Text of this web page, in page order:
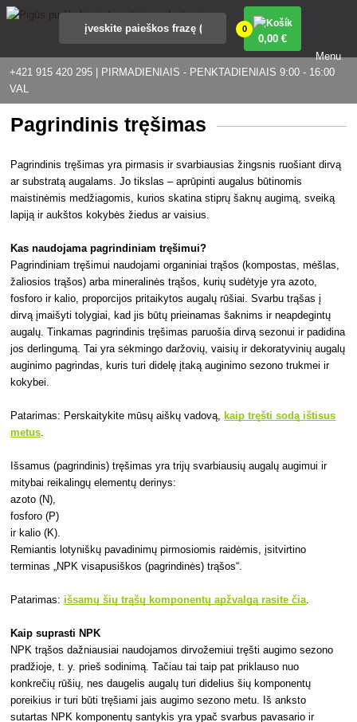
+421 915 420 295 | PIRMADIENIAIS - PENKTADIENIAIS 9:00 - 16:00
VAL
0
0,00 €
Menu
Pagrindinis tręšimas
Pagrindinis tręšimas yra pirmasis ir svarbiausias žingsnis ruošiant dirvą
ar substratą augalams. Jo tikslas – aprūpinti augalus būtinomis
maistinėmis medžiagomis, kurios skatina stiprų šaknų augimą, sveiką
lapiją ir aukštos kokybės žiedus ar vaisius.
Kas naudojama pagrindiniam tręšimui?
Pagrindiniam tręšimui naudojami organiniai trąšos (kompostas, mėšlas,
žaliosios trąšos) arba mineralinės trąšos, kurių sudėtyje yra azoto,
fosforo ir kalio, proporcijos pritaikytos augalų rūšiai. Svarbu trąšas į
dirvą įmaišyti tolygiai, kad jis būtų prieinamas šaknims ir neapdegintų
augalų. Tinkamas pagrindinis tręšimas paruošia dirvą sezonui ir padidina
jos derlingumą. Tai yra sėkmingo daržovių, vaisių ir dekoratyvinių augalų
auginimo pagrindas, kuris turi didelę įtaką auginimo sezono trukmei ir
kokybei.
Patarimas: Perskaitykite mūsų aiškų vadovą,
kaip tręšti sodą ištisus
metus
Išsamus (pagrindinis) tręšimas yra trijų svarbiausių augalų augimui ir
mitybai reikalingų elementų derinys:
azoto (N),
fosforo (P)
ir kalio (K).
Remiantis lotyniškų pavadinimų pirmosiomis raidėmis, įsitvirtino
terminas „NPK visapusiškos (pagrindinės) trąšos“.
Patarimas: išsamų šių trąšų komponentų apžvalgą rasite čia
Kaip suprasti NPK
NPK trąšos dažniausiai naudojamos dirvožemiui tręšti augimo sezono
pradžioje, t. y. prieš sodinimą. Tačiau tai taip pat priklauso nuo
konkrečių rūšių, nes daugelis augalų turi didelius šių komponentų
poreikius ir turi būti tręšiami jais augimo sezono metu. Iš anksto
sutartas NPK komponentų santykis yra ypač svarbus pavasario ir